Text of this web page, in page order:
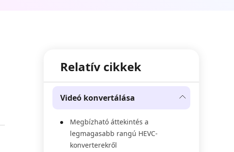
Relatív cikkek
Videó konvertálása
Megbízható áttekintés a
legmagasabb rangú HEVC-
konverterekről